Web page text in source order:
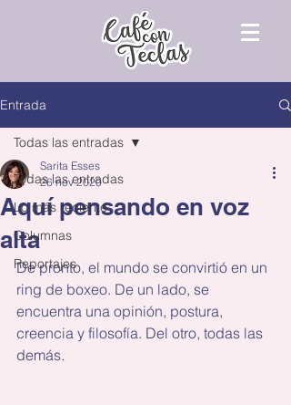
Entrada
Todas las entradas
Lo más reciente
Columnas
Reportajes
Todas las entradas
Aquí pensando en voz
alta
Sarita Esses
26 nov 2020
De pronto, el mundo se convirtió en un
ring de boxeo. De un lado, se
encuentra una opinión, postura,
creencia y filosofía. Del otro, todas las
demás.